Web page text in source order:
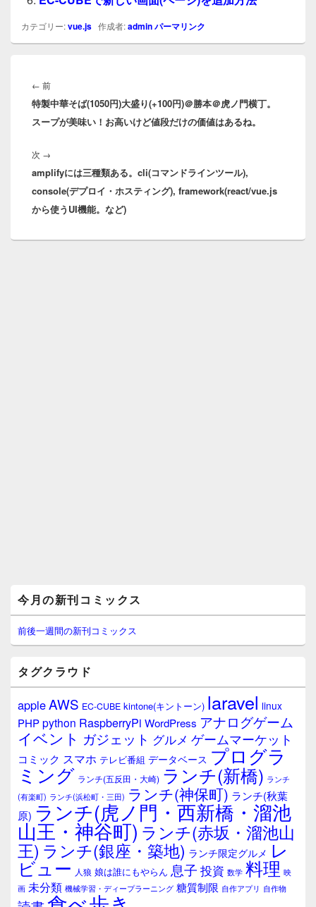
カテゴリー:vue.js 作成者:adminパーマリンク
稿
ナ
ビ
ゲ
シ
ョ
ン
← 前前
の
投
特製中華そば(1050円)大盛り(+100円)＠勝本＠虎ノ門横丁。
スープが美味い！お高いけど値段だけの価値はあるね。
次 →
の
投
稿:
amplifyには三種類ある。cli(コマンドラインツール),
console(デプロイ・ホスティング), framework(react/vue.js
から使うUI機能。 など)
イ
ン
サ
イ
ウ
ィ
ジ
ェ
ア
今月の新刊コミックス
前後一週間の新刊コミックス
タグクラウド
appleAWS EC-CUBE kintone(キントーン) laravel linux
PHPpython RaspberryPi WordPress アナログゲーム
イベント ガジェット グルメ ゲームマーケット
コミック スマホ テレビ番組 データベース プログラ
ミング ランチ(五反田・大崎) ランチ(新橋) ランチ
(有楽町) ランチ(浜松町・三田) ランチ(神保町) ランチ(秋葉
原) ランチ(虎ノ門・西新橋・溜池
山王・神谷町) ランチ(赤坂・溜池山
王) ランチ(銀座・築地) ランチ限定グルメ レ
ビュー 人狼 娘は誰にもやらん 息子 投資 数学 料理 映
画 未分類 機械学習・ディープラーニング 糖質制限 自作アプリ 自作物